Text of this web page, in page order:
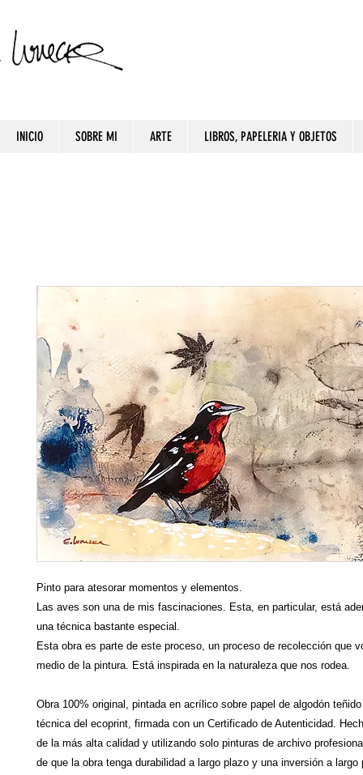
INICIO SOBRE MI ARTE LIBROS, PAPELERIA Y OBJETOS
Pinto para atesorar momentos y elementos.
Las aves son una de mis fascinaciones. Esta, en particular, está
una técnica bastante especial.
Esta obra es parte de este proceso, un proceso de recolección que
medio de la pintura. Está inspirada en la naturaleza que nos rodea.
Obra 100% original, pintada en acrílico sobre papel de algodón
técnica del ecoprint, firmada con un Certificado de Autenticidad.
de la más alta calidad y utilizando solo pinturas de archivo
de que la obra tenga durabilidad a largo plazo y una inversión a